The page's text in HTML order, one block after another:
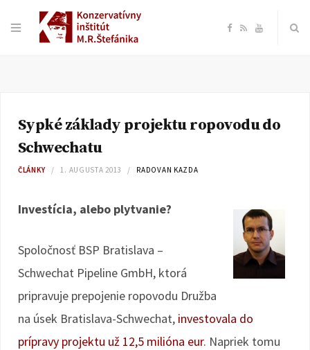
F
e
R Y
T
e
Sypké základy projektu ropovodu do
Schwechatu
ČLÁNKY 1. AUGUSTA 2013 RADOVAN KAZDA
Investícia, alebo plytvanie?
Spoločnosť BSP Bratislava –
Schwechat Pipeline GmbH, ktorá
pripravuje prepojenie ropovodu Družba
na úsek Bratislava-Schwechat, investovala do
prípravy projektu už 12,5 milióna eur. Napriek tomu